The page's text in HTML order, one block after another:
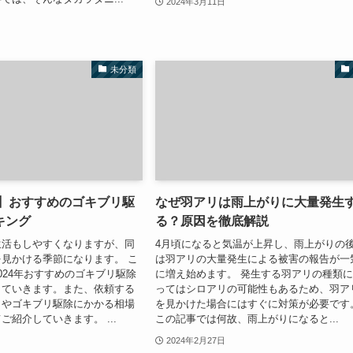
未分類
おすすめのゴキブリ駆
ング
もしやすくなりますが、同
かける季節になります。 こ
年おすすめのゴキブリ駆除
いきます。また、依頼する
ゴキブリ駆除にかかる相場
紹介していきます。 ...
なぜ羽アリは雨上がりに大量発生
る？原因を徹底解説
4月頃になると気温が上昇し、雨上がりの
は羽アリの大量発生による被害の報告が一
に増え始めます。 発生する羽アリの種類に
ってはシロアリの可能性もあるため、羽ア
を見かけた場合にはすぐに対策が必要です
この記事では何故、雨上がりになると...
2024年2月27日